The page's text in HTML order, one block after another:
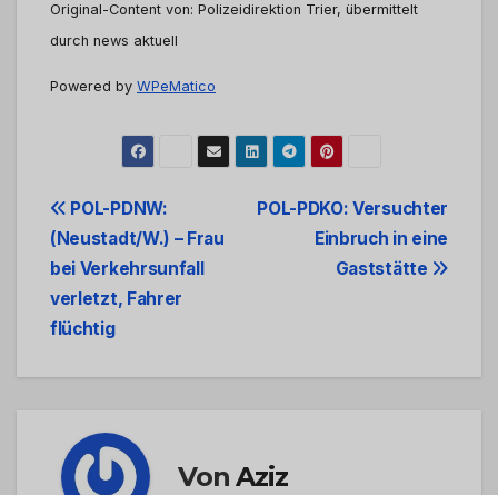
Original-Content von: Polizeidirektion Trier, übermittelt
durch news aktuell
Powered by WPeMatico
Beitrags-
Navigation
POL-PDKO: Versuchter
Einbruch in eine
Gaststätte
POL-PDNW:
(Neustadt/W.) – Frau
bei Verkehrsunfall
verletzt, Fahrer
flüchtig
VonAziz